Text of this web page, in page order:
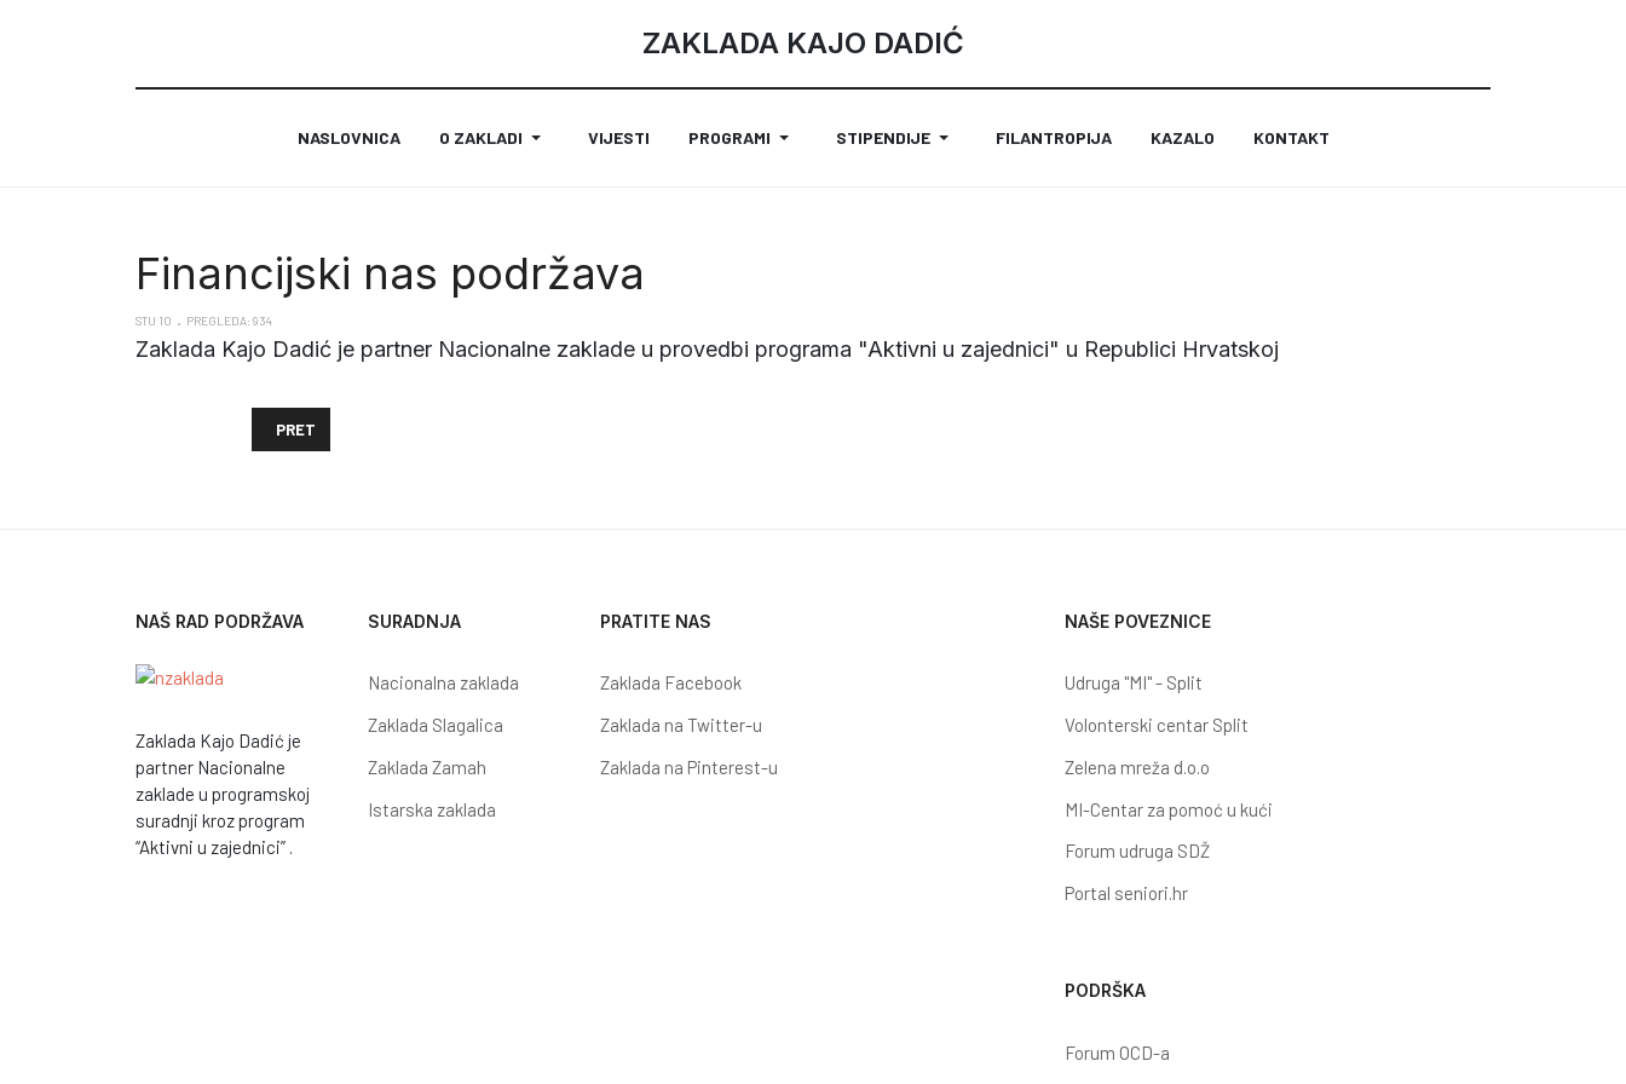
ZAKLADA KAJO DADIĆ
NASLOVNICA O ZAKLADI VIJESTI PROGRAMI STIPENDIJE FILANTROPIJA KAZALO KONTAKT
Financijski nas podržava
STU 10 PREGLEDA: 934
Zaklada Kajo Dadić je partner Nacionalne zaklade u provedbi programa "Aktivni u zajednici" u Republici Hrvatskoj
PRETHODNI ČLANAK: RAZVOJ FILANTROPIJE
PRET
NAŠ RAD PODRŽAVA
Zaklada Kajo Dadić je
partner Nacionalne
zaklade u programskoj
suradnji kroz program
“Aktivni u zajednici” .
SURADNJA
Nacionalna zaklada
Zaklada Slagalica
Zaklada Zamah
Istarska zaklada
PRATITE NAS
Zaklada Facebook
Zaklada na Twitter-u
Zaklada na Pinterest-u
NAŠE POVEZNICE
Udruga "MI" - Split
Volonterski centar Split
Zelena mreža d.o.o
MI-Centar za pomoć u kući
Forum udruga SDŽ
Portal seniori.hr
PODRŠKA
Forum OCD-a